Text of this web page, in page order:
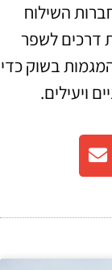
השילוח
דרכים לשפר
בשוק כדי
ויעילים.